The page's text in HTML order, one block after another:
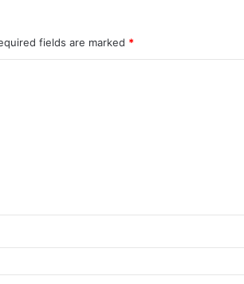
fields are marked *